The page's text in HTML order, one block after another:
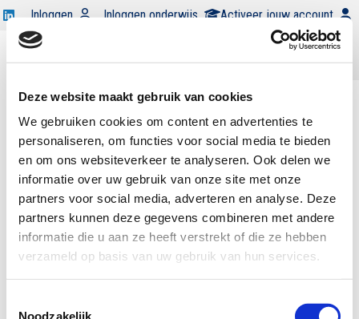
Deze website maakt gebruik van cookies
We gebruiken cookies om content en advertenties te
personaliseren, om functies voor social media te bieden
en om ons websiteverkeer te analyseren. Ook delen we
informatie over uw gebruik van onze site met onze
partners voor social media, adverteren en analyse. Deze
partners kunnen deze gegevens combineren met andere
informatie die u aan ze heeft verstrekt of die ze hebben
verzameld op basis van uw gebruik van hun services.
Noodzakelijk
Open
Swocc
Inloggen Inloggen onderwijs Activeer jouw account
menu
Open
begunstiger
| | Podcast
info@swocc.nl
020 525 35 90
Contact
Nieuwe Achtergracht 166
Kamer C7.17
1018 WV Amsterdam